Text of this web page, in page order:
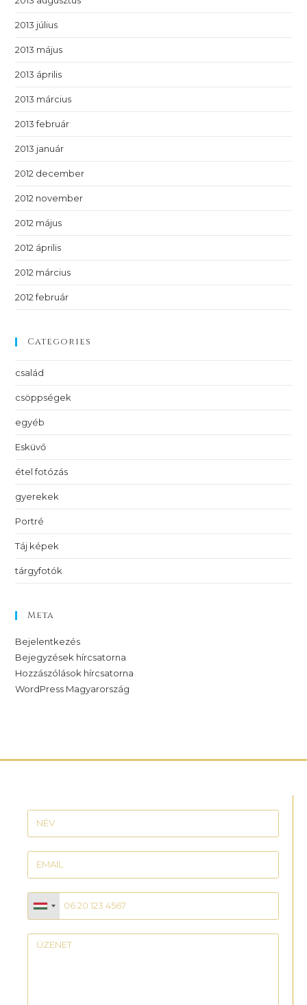
2013 július
2013 május
2013 április
2013 március
2013 február
2013 január
2012 december
2012 november
2012 május
2012 április
2012 március
2012 február
Categories
család
csöppségek
egyéb
Esküvő
étel fotózás
gyerekek
Portré
Táj képek
tárgyfotók
Meta
Bejelentkezés
Bejegyzések hírcsatorna
Hozzászólások hírcsatorna
WordPress Magyarország